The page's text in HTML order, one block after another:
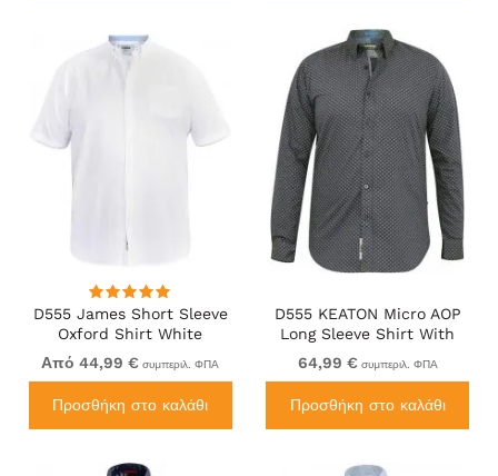
D555 James Short Sleeve
Oxford Shirt White
Από 44,99 € συμπεριλ. ΦΠΑ
Προσθήκη στο καλάθι
D555 KEATON Micro AOP
Long Sleeve Shirt With
Concealed Button Down
Collar Grey
64,99 € συμπεριλ. ΦΠΑ
Προσθήκη στο καλάθι